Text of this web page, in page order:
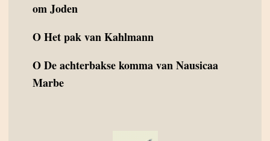
om Joden
OHet pak van Kahlmann
ODe achterbakse komma van Nausicaa
Marbe